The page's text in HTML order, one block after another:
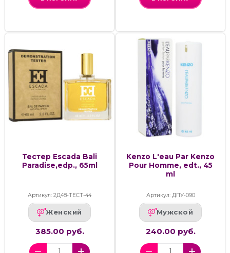
Тестер Escada Bali
Paradise,edp., 65ml
Артикул: 2Д48-ТЕСТ-44
Женский
385.00 руб.
Kenzo L'eau Par Kenzo
Pour Homme, edt., 45
ml
Артикул: ДПУ-090
Мужской
240.00 руб.